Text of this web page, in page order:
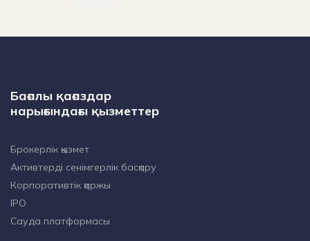
Бағалы қағаздар
нарығындағы қызметтер
Брокерлік қызмет
Активтерді сенімгерлік басқару
Корпоративтік қаржы
IPO
Сауда платформасы